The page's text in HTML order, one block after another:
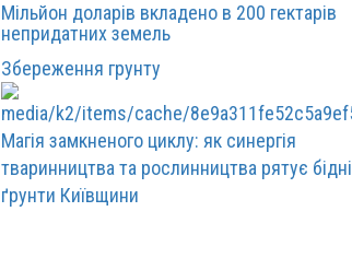
Мільйон доларів вкладено в 200 гектарів
непридатних земель
Збереження грунту
Магія замкненого циклу: як синергія
тваринництва та рослинництва рятує бідні
ґрунти Київщини